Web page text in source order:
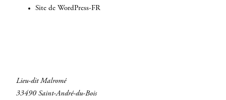
Site de WordPress-FR
Lieu-dit Malromé
33490 Saint-André-du-Bois